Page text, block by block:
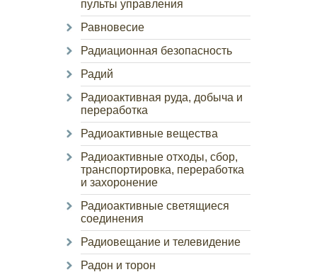
пульты управления
Равновесие
Радиационная безопасность
Радий
Радиоактивная руда, добыча и
переработка
Радиоактивные вещества
Радиоактивные отходы, сбор,
транспортировка, переработка
и захоронение
Радиоактивные светящиеся
соединения
Радиовещание и телевидение
Радон и торон